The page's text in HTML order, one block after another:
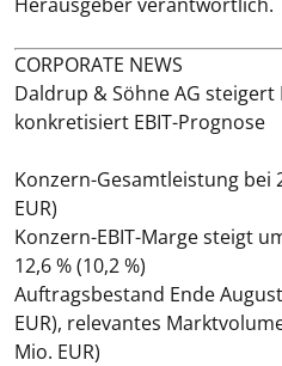
CORPORATE NEWS
Daldrup & Söhne AG steigert
konkretisiert EBIT-Prognose
Konzern-Gesamtleistung bei
EUR)
Konzern-EBIT-Marge steigt
12,6 % (10,2 %)
Auftragsbestand Ende
EUR), relevantes
Mio. EUR)